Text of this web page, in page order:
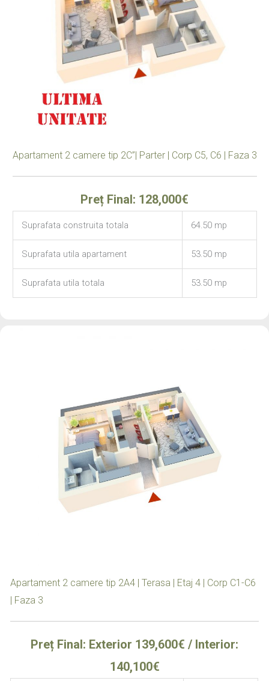
Apartament 2 camere tip 2C”| Parter | Corp C5, C6 | Faza 3
Preț Final: 128,000€
Suprafata construita totala 64.50 mp
Suprafata utila apartament 53.50 mp
Suprafata utila totala 53.50 mp
Apartament 2 camere tip 2A4 | Terasa | Etaj 4 | Corp C1-C6
| Faza 3
Preț Final: Exterior 139,600€ / Interior:
140,100€